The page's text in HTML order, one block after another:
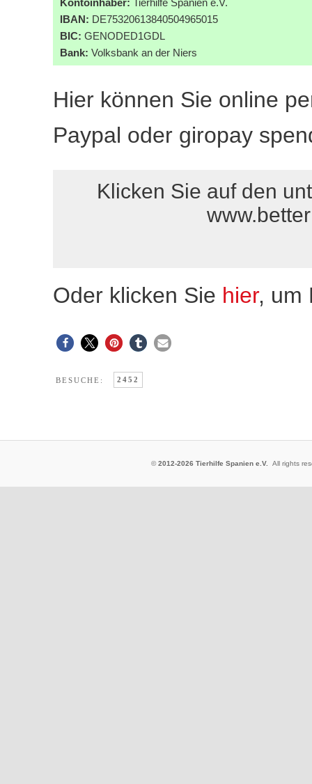
IBAN: DE75320613840504965015
BIC: GENODED1GDL
Bank: Volksbank an der Niers
Hier können Sie online
Paypal oder giropay
Klicken Sie auf den
Oder klicken Sie hier, um
BESUCHE: 2452
©2012-2026 Tierhilfe Spanien e.V.All rights